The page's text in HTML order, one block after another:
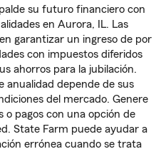
su futuro financiero con
en Aurora, IL. Las
garantizar un ingreso de por
con impuestos diferidos
ahorros para la jubilación.
anualidad depende de sus
del mercado. Genere
pagos con una opción de
State Farm puede ayudar a
errónea cuando se trata